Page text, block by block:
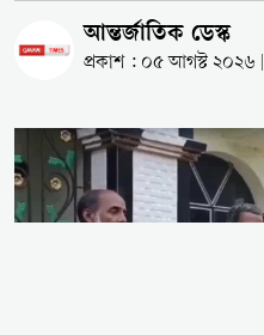
আন্তর্জাতিক ডেস্ক
প্রকাশ : ০৫ আগস্ট ২০২৬